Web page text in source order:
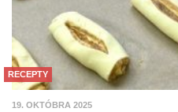
RECEPTY
19. OKTÓBRA 2025